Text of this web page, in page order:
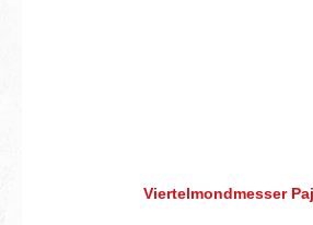
Viertelmondmesser